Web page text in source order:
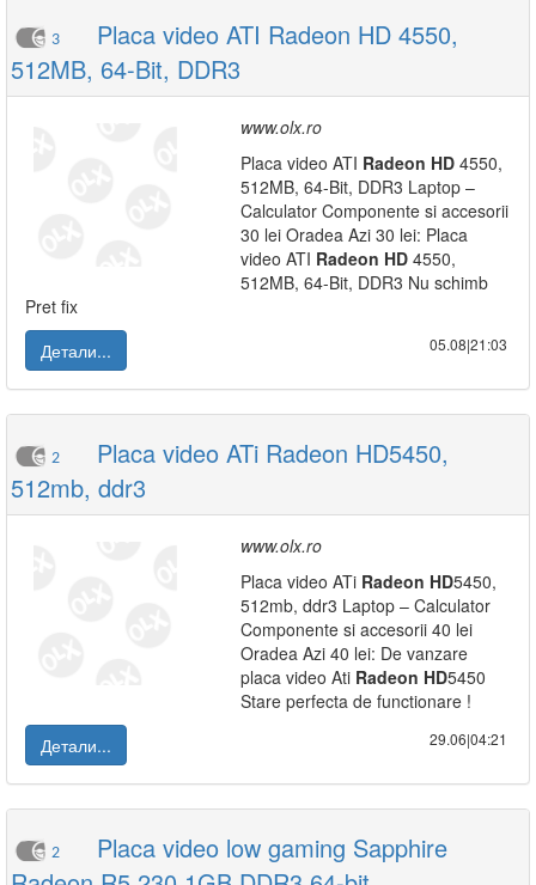
3
Placa video ATI Radeon HD 4550,
512MB, 64-Bit, DDR3
www.olx.ro
Placa video ATI Radeon HD 4550,
512MB, 64-Bit, DDR3 Laptop –
Calculator Componente si accesorii
30 lei Oradea Azi 30 lei: Placa
video ATI Radeon HD 4550,
512MB, 64-Bit, DDR3 Nu schimb
Pret fix
Детали...
05.08|21:03
2
Placa video ATi Radeon HD5450,
512mb, ddr3
www.olx.ro
Placa video ATi Radeon HD5450,
512mb, ddr3 Laptop – Calculator
Componente si accesorii 40 lei
Oradea Azi 40 lei: De vanzare
placa video Ati Radeon HD5450
Stare perfecta de functionare !
Детали...
29.06|04:21
2
Placa video low gaming Sapphire